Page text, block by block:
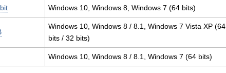
Windows 10, Windows 8, Windows 7 (64 bits)
Windows 10, Windows 8 / 8.1, Windows 7 Vista XP (64
bits / 32 bits)
Windows 10, Windows 8 / 8.1, Windows 7 (64 bits)